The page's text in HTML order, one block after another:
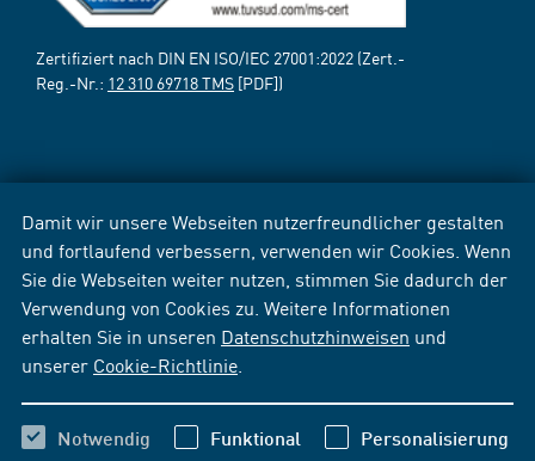
Damit wir unsere Webseiten nutzerfreundlicher gestalten
und fortlaufend verbessern, verwenden wir Cookies. Wenn
Sie die Webseiten weiter nutzen, stimmen Sie dadurch der
Verwendung von Cookies zu. Weitere Informationen
erhalten Sie in unseren Datenschutzhinweisen und
unserer Cookie-Richtlinie
Notwendig Funktional Personalisierung
Zertifiziert nach DIN EN ISO/IEC 27001:2022 (Zert.-
Reg.-Nr.: 12 310 69718 TMS [PDF])